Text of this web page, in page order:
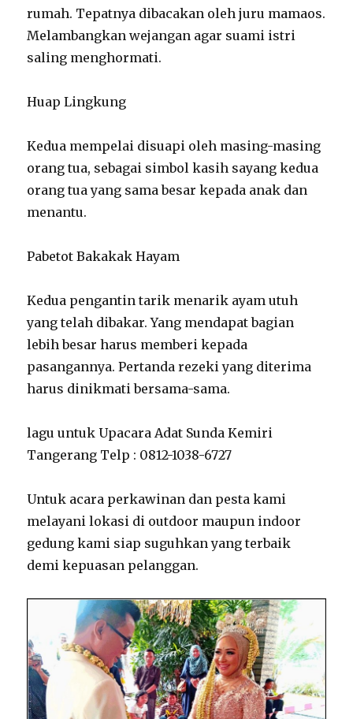
rumah. Tepatnya dibacakan oleh juru mamaos.
Melambangkan wejangan agar suami istri
saling menghormati.
Huap Lingkung
Kedua mempelai disuapi oleh masing-masing
orang tua, sebagai simbol kasih sayang kedua
orang tua yang sama besar kepada anak dan
menantu.
Pabetot Bakakak Hayam
Kedua pengantin tarik menarik ayam utuh
yang telah dibakar. Yang mendapat bagian
lebih besar harus memberi kepada
pasangannya. Pertanda rezeki yang diterima
harus dinikmati bersama-sama.
lagu untuk Upacara Adat Sunda Kemiri
Tangerang Telp : 0812-1038-6727
Untuk acara perkawinan dan pesta kami
melayani lokasi di outdoor maupun indoor
gedung kami siap suguhkan yang terbaik
demi kepuasan pelanggan.